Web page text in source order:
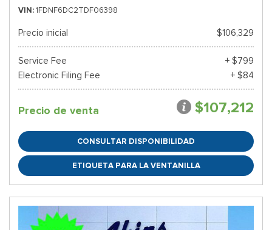
VIN 1FDNF6DC2TDF06398
Precio inicial $106,329
Service Fee
+ $799
Electronic Filing Fee
+ $84
Precio de venta $107,212
CONSULTAR DISPONIBILIDAD
ETIQUETA PARA LA VENTANILLA